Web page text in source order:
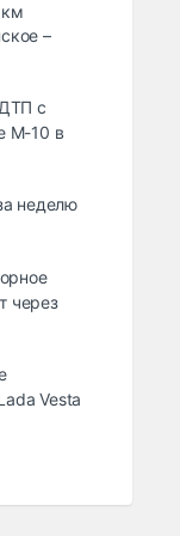
–
с
М-10 в
неделю
через
Vesta